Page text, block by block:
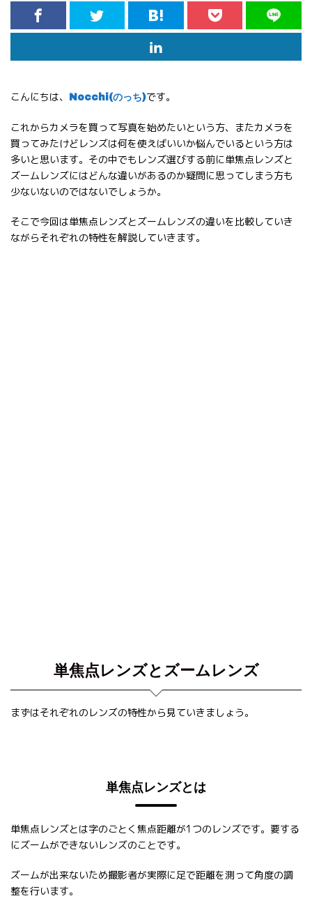
こんにちは、 Nocchi(のっち)です。
これからカメラを買って写真を始めたいという方、またカメラを
買ってみたけどレンズは何を使えばいいか悩んでいるという方は
多いと思います。その中でもレンズ選びする前に単焦点レンズと
ズームレンズにはどんな違いがあるのか疑問に思ってしまう方も
少ないないのではないでしょうか。
そこで今回は単焦点レンズとズームレンズの違いを比較していき
ながらそれぞれの特性を解説していきます。
単焦点レンズとズームレンズ
まずはそれぞれのレンズの特性から見ていきましょう。
単焦点レンズとは
単焦点レンズとは字のごとく焦点距離が1つのレンズです。要する
にズームができないレンズのことです。
ズームが出来ないため撮影者が実際に足で距離を測って角度の調
整を行います。